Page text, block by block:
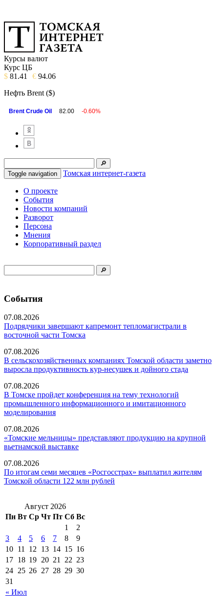
Курсы валют
Курс ЦБ
$ 81.41 € 94.06
Нефть Brent ($)
Brent Crude Oil 82.00 -0.60%
Toggle navigation Томская интернет-газета
О проекте
События
Новости компаний
Разворот
Персона
Мнения
Корпоративный раздел
События
07.08.2026
Подрядчики завершают капремонт тепломагистрали в
восточной части Томска
07.08.2026
В сельскохозяйственных компаниях Томской области заметно
выросла продуктивность кур-несушек и дойного стада
07.08.2026
В Томске пройдет конференция на тему технологий
промышленного информационного и имитационного
моделирования
07.08.2026
«Томские мельницы» представляют продукцию на крупной
вьетнамской выставке
07.08.2026
По итогам семи месяцев «Росгосстрах» выплатил жителям
Томской области 122 млн рублей
Август 2026
Пн Вт Ср Чт Пт Сб Вс
« Июл
1
2
3
4 5 6 7 8
9
10 11 12 13 14 15 16
17 18 19 20 21 22 23
24 25 26 27 28 29 30
31